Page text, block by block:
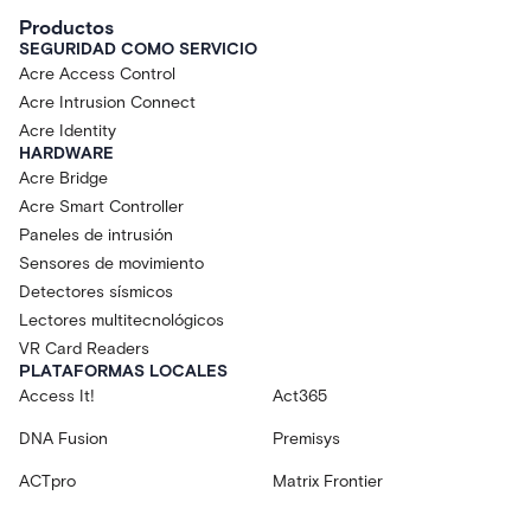
Productos
SEGURIDAD COMO SERVICIO
Acre Access Control
Acre Intrusion Connect
Acre Identity
HARDWARE
Acre Bridge
Acre Smart Controller
Paneles de intrusión
Sensores de movimiento
Detectores sísmicos
Lectores multitecnológicos
VR Card Readers
PLATAFORMAS LOCALES
Access It!
Act365
DNA Fusion Premisys
ACTpro Matrix Frontier